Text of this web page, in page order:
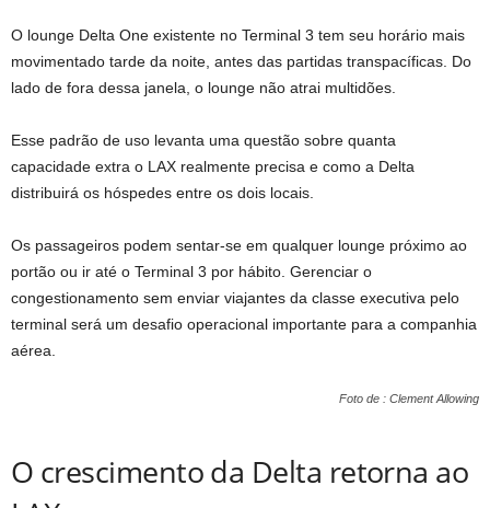
O lounge Delta One existente no Terminal 3 tem seu horário mais
movimentado tarde da noite, antes das partidas transpacíficas. Do
lado de fora dessa janela, o lounge não atrai multidões.
Esse padrão de uso levanta uma questão sobre quanta
capacidade extra o LAX realmente precisa e como a Delta
distribuirá os hóspedes entre os dois locais.
Os passageiros podem sentar-se em qualquer lounge próximo ao
portão ou ir até o Terminal 3 por hábito. Gerenciar o
congestionamento sem enviar viajantes da classe executiva pelo
terminal será um desafio operacional importante para a companhia
aérea.
Foto de : Clement Allowing
O crescimento da Delta retorna ao